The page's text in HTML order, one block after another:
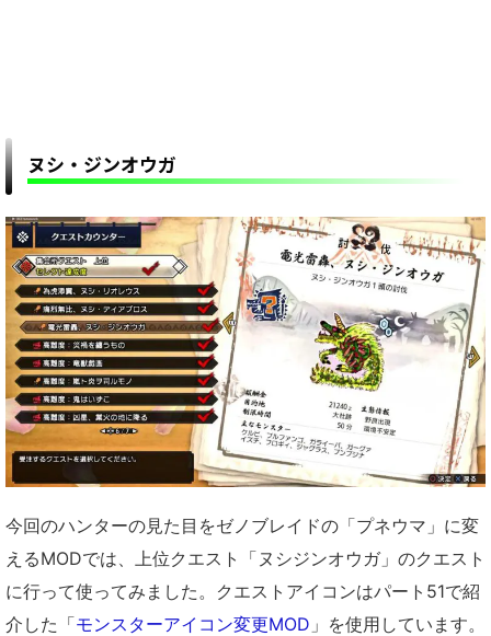
ヌシ・ジンオウガ
今回のハンターの見た目をゼノブレイドの「プネウマ」に変
えるMODでは、上位クエスト「ヌシジンオウガ」のクエスト
に行って使ってみました。クエストアイコンはパート51で紹
介した「モンスターアイコン変更MOD 」を使用しています。